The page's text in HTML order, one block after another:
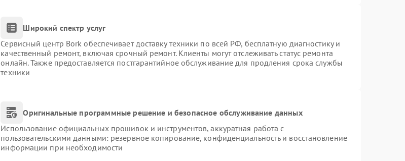
Широкий спектр услуг
Сервисный центр Bork обеспечивает доставку техники по всей РФ, бесплатную диагностику и
качественный ремонт, включая срочный ремонт. Клиенты могут отслеживать статус ремонта
онлайн. Также предоставляется постгарантийное обслуживание для продления срока службы
техники
Оригинальные программные решение и безопасное обслуживание данных
Использование официальных прошивок и инструментов, аккуратная работа с
пользовательскими данными: резервное копирование, конфиденциальность и восстановление
информации при необходимости